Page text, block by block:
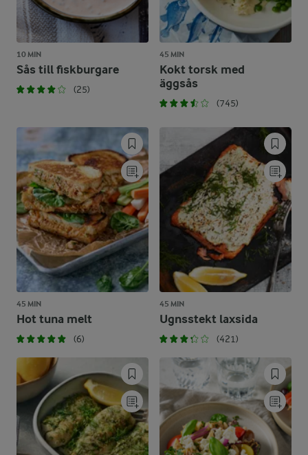
10 MIN
Sås till fiskburgare
(25)
45 MIN
Kokt torsk med
äggsås
(745)
45 MIN
Hot tuna melt
(6)
45 MIN
Ugnsstekt laxsida
(421)